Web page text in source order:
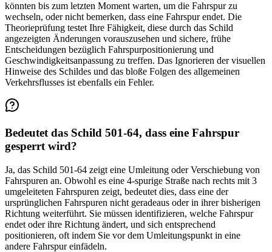
könnten bis zum letzten Moment warten, um die Fahrspur zu
wechseln, oder nicht bemerken, dass eine Fahrspur endet. Die
Theorieprüfung testet Ihre Fähigkeit, diese durch das Schild
angezeigten Änderungen vorauszusehen und sichere, frühe
Entscheidungen bezüglich Fahrspurpositionierung und
Geschwindigkeitsanpassung zu treffen. Das Ignorieren der visuellen
Hinweise des Schildes und das bloße Folgen des allgemeinen
Verkehrsflusses ist ebenfalls ein Fehler.
Bedeutet das Schild 501-64, dass eine Fahrspur
gesperrt wird?
Ja, das Schild 501-64 zeigt eine Umleitung oder Verschiebung von
Fahrspuren an. Obwohl es eine 4-spurige Straße nach rechts mit 3
umgeleiteten Fahrspuren zeigt, bedeutet dies, dass eine der
ursprünglichen Fahrspuren nicht geradeaus oder in ihrer bisherigen
Richtung weiterführt. Sie müssen identifizieren, welche Fahrspur
endet oder ihre Richtung ändert, und sich entsprechend
positionieren, oft indem Sie vor dem Umleitungspunkt in eine
andere Fahrspur einfädeln.